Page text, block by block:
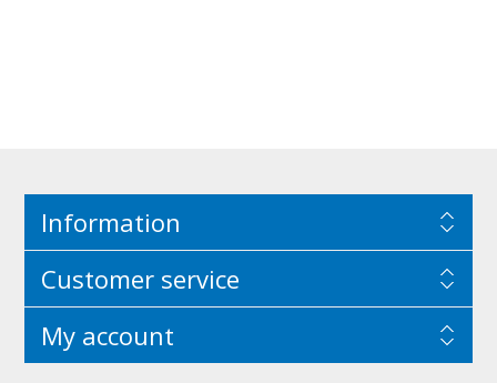
Information
Customer service
My account